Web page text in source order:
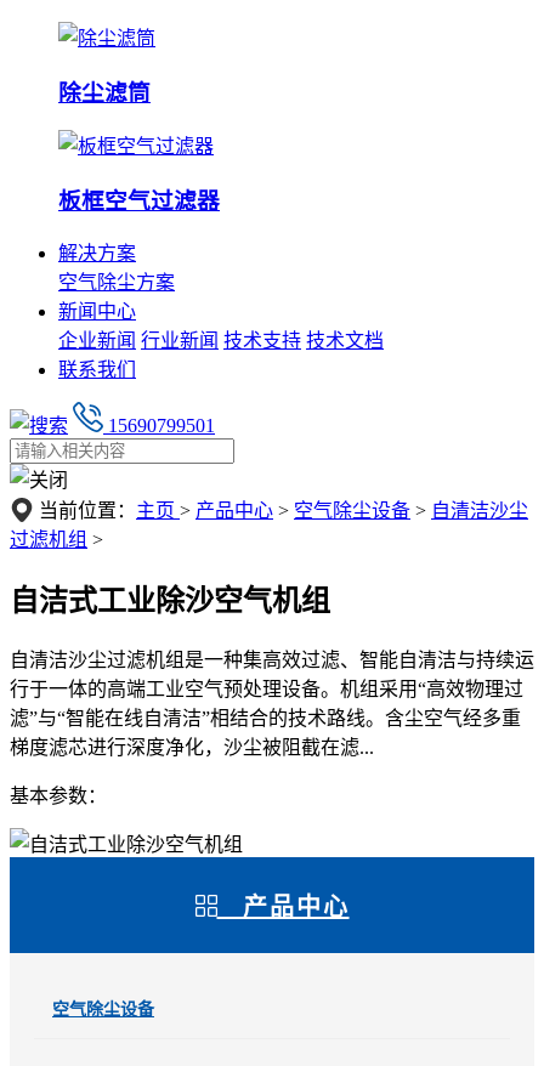
除尘滤筒
板框空气过滤器
解决方案
空气除尘方案
新闻中心
企业新闻 行业新闻 技术支持 技术文档
联系我们
15690799501
当前位置： 主页 > 产品中心 > 空气除尘设备 > 自清洁沙尘
过滤机组 >
自洁式工业除沙空气机组
自清洁沙尘过滤机组是一种集高效过滤、智能自清洁与持续运
行于一体的高端工业空气预处理设备。机组采用“高效物理过
滤”与“智能在线自清洁”相结合的技术路线。含尘空气经多重
梯度滤芯进行深度净化，沙尘被阻截在滤...
基本参数：
产品中心
空气除尘设备